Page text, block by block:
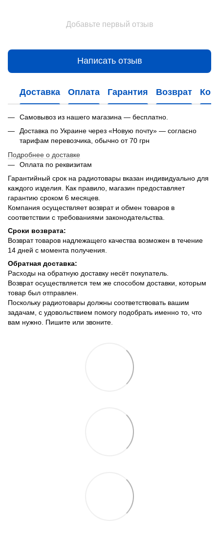
Добавьте первый отзыв
Написать отзыв
Доставка Оплата Гарантия Возврат
Самовывоз из нашего магазина — бесплатно.
Доставка по Украине через «Новую почту» — согласно
тарифам перевозчика, обычно от 70 грн
Подробнее о доставке
Оплата по реквизитам
Гарантийный срок на радиотовары вказан индивидуально для
каждого изделия. Как правило, магазин предоставляет
гарантию сроком 6 месяцев.
Компания осуществляет возврат и обмен товаров в
соответствии с требованиями законодательства.
Сроки возврата:
Возврат товаров надлежащего качества возможен в течение
14 дней с момента получения.
Обратная доставка:
Расходы на обратную доставку несёт покупатель.
Возврат осуществляется тем же способом доставки, которым
товар был отправлен.
Поскольку радиотовары должны соответствовать вашим
задачам, с удовольствием помогу подобрать именно то, что
вам нужно. Пишите или звоните.